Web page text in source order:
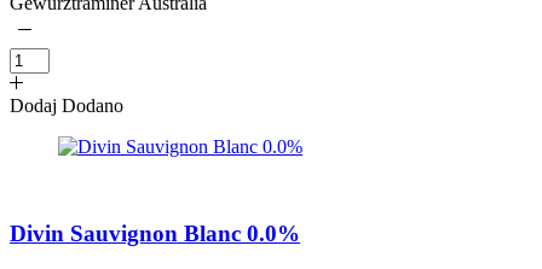
Dodaj Dodano
Divin Sauvignon Blanc 0.0%